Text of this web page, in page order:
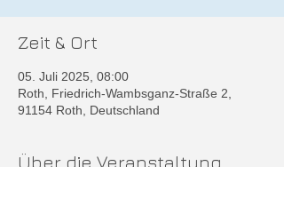
Zeit & Ort
05. Juli 2025, 08:00
Roth, Friedrich-Wambsganz-Straße 2,
91154 Roth, Deutschland
Über die Veranstaltung